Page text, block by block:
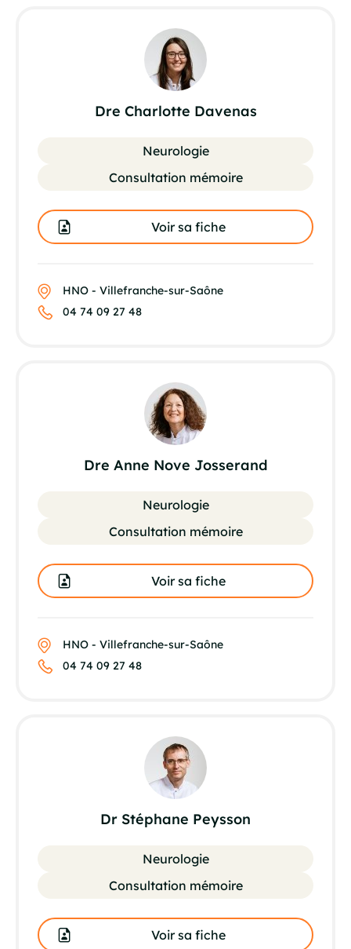
Dre Charlotte Davenas
Neurologie
Consultation mémoire
Voir sa fiche
HNO - Villefranche-sur-Saône
04 74 09 27 48
Dre Anne Nove Josserand
Neurologie
Consultation mémoire
Voir sa fiche
HNO - Villefranche-sur-Saône
04 74 09 27 48
Dr Stéphane Peysson
Neurologie
Consultation mémoire
Voir sa fiche